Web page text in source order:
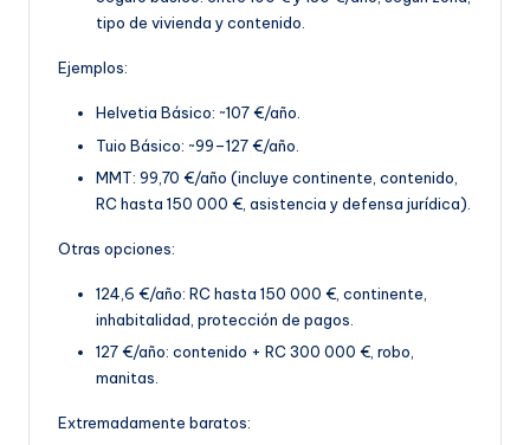
tipo de vivienda y contenido.
Ejemplos:
Helvetia Básico: ~107 €/año.
Tuio Básico: ~99–127 €/año.
MMT: 99,70 €/año (incluye continente, contenido,
RC hasta 150 000 €, asistencia y defensa jurídica).
Otras opciones:
124,6 €/año: RC hasta 150 000 €, continente,
inhabitalidad, protección de pagos.
127 €/año: contenido + RC 300 000 €, robo,
manitas
Extremadamente baratos: